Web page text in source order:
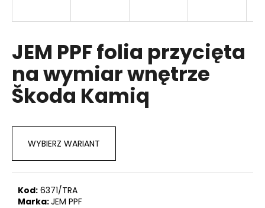
JEM PPF folia przycięta
na wymiar wnętrze
Škoda Kamiq
WYBIERZ WARIANT
Kod: 6371/TRA
Marka:JEM PPF
SZUKAJ
P
l
a
m
y